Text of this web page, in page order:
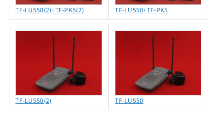
TF-LU550(2)+TF-PK5(2) TF-LU550+TF-PK5
TF-LU550(2) TF-LU550